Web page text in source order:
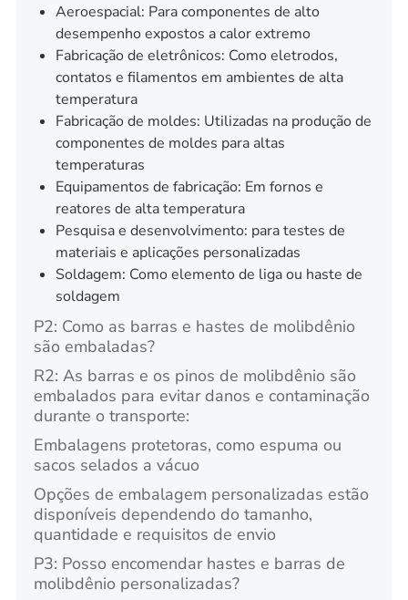
Aeroespacial: Para componentes de alto
desempenho expostos a calor extremo
Fabricação de eletrônicos: Como eletrodos,
contatos e filamentos em ambientes de alta
temperatura
Fabricação de moldes: Utilizadas na produção de
componentes de moldes para altas
temperaturas
Equipamentos de fabricação: Em fornos e
reatores de alta temperatura
Pesquisa e desenvolvimento: para testes de
materiais e aplicações personalizadas
Soldagem: Como elemento de liga ou haste de
soldagem
P2: Como as barras e hastes de molibdênio
são embaladas?
R2: As barras e os pinos de molibdênio são
embalados para evitar danos e contaminação
durante o transporte:
Embalagens protetoras, como espuma ou
sacos selados a vácuo
Opções de embalagem personalizadas estão
disponíveis dependendo do tamanho,
quantidade e requisitos de envio
P3: Posso encomendar hastes e barras de
molibdênio personalizadas?